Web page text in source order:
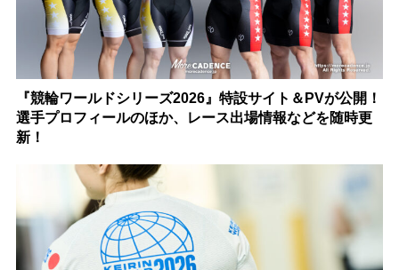
『競輪ワールドシリーズ2026』特設サイト＆PVが公開！
選手プロフィールのほか、レース出場情報などを随時更
新！